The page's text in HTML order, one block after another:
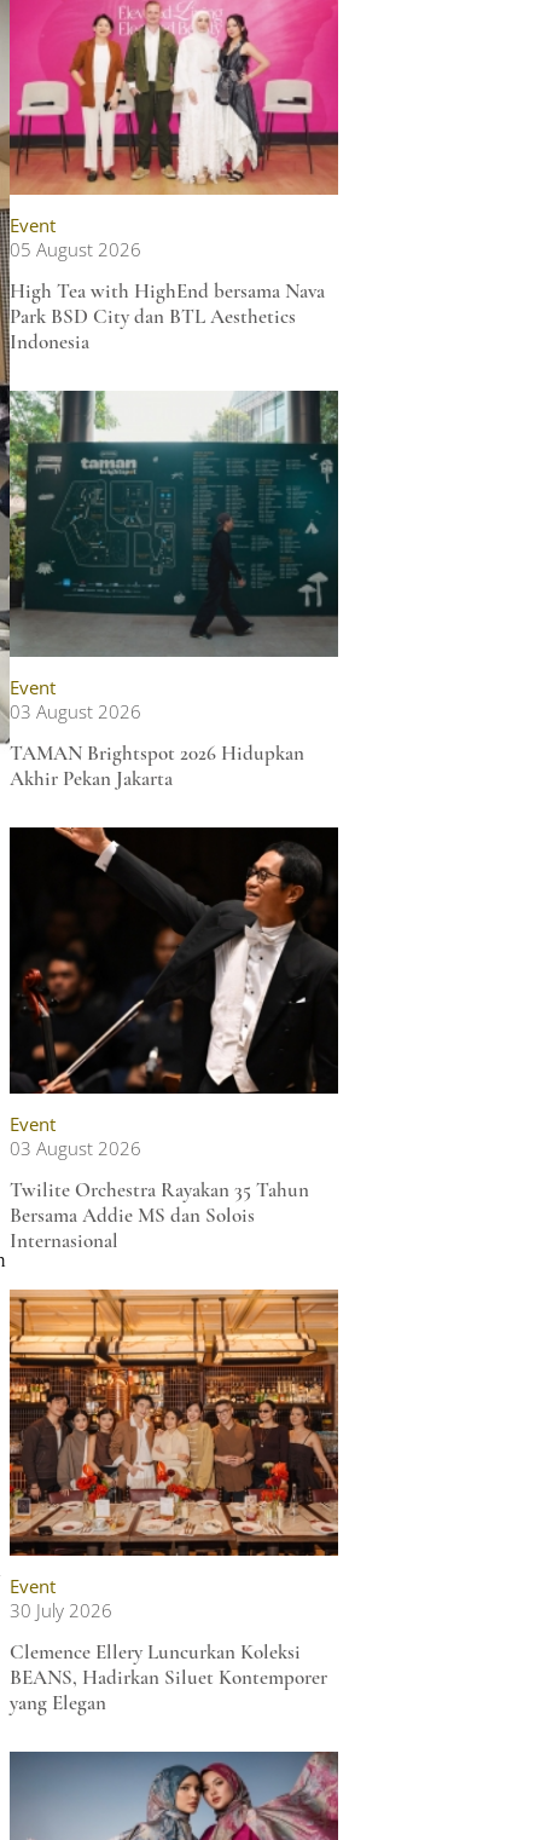
Event
05 August 2026
High Tea with HighEnd bersama Nava
Park BSD City dan BTL Aesthetics
Indonesia
Event
03 August 2026
TAMAN Brightspot 2026 Hidupkan
Akhir Pekan Jakarta
Event
03 August 2026
Twilite Orchestra Rayakan 35 Tahun
Bersama Addie MS dan Solois
Internasional
Event
30 July 2026
Clemence Ellery Luncurkan Koleksi
BEANS, Hadirkan Siluet Kontemporer
yang Elegan